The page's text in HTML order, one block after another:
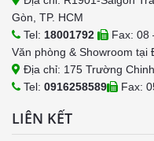
Gòn, TP. HCM
Tel: 18001792
Fax: 08
Văn phòng & Showroom tại
Địa chỉ: 175 Trường
Tel: 0916258589 Fax:
LIÊN KẾT